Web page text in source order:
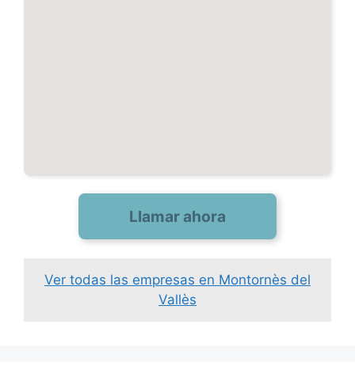
Llamar ahora
Ver todas las empresas en Montornès del
Vallès